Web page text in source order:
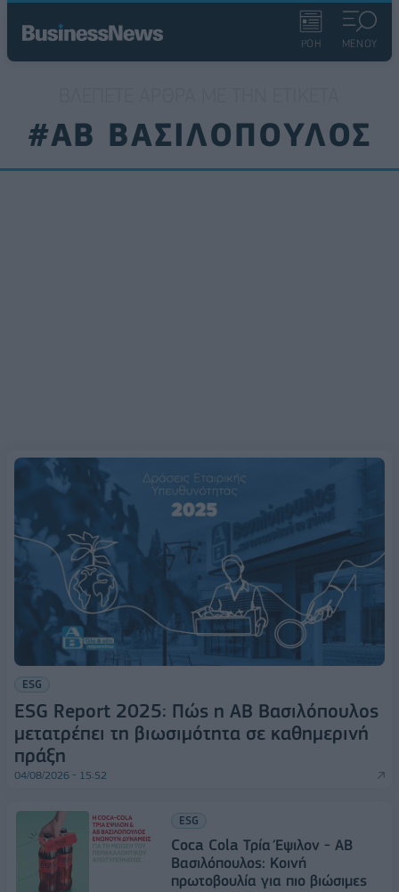
ΡΟΗ ΜΕΝΟΥ
#ΑΒ ΒΑΣΙΛΟΠΟΥΛΟΣ
ESG
ESG Report 2025: Πώς η ΑΒ Βασιλόπουλος
μετατρέπει τη βιωσιμότητα σε καθημερινή
πράξη
04/08/2026 - 15:52
ESG
Coca Cola Τρία Έψιλον - ΑΒ
Βασιλόπουλος: Κοινή
πρωτοβουλία για πιο βιώσιμες